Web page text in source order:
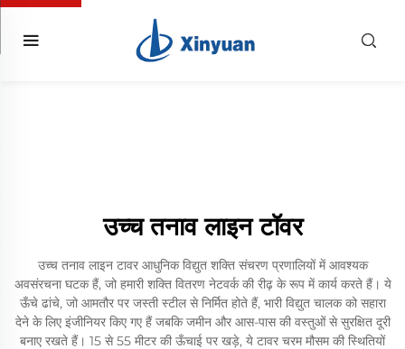
उच्च तनाव लाइन टॉवर
उच्च तनाव लाइन टावर आधुनिक विद्युत शक्ति संचरण प्रणालियों में आवश्यक
अवसंरचना घटक हैं, जो हमारी शक्ति वितरण नेटवर्क की रीढ़ के रूप में कार्य करते हैं। ये
ऊँचे ढांचे, जो आमतौर पर जस्ती स्टील से निर्मित होते हैं, भारी विद्युत चालक को सहारा
देने के लिए इंजीनियर किए गए हैं जबकि जमीन और आस-पास की वस्तुओं से सुरक्षित दूरी
बनाए रखते हैं। 15 से 55 मीटर की ऊँचाई पर खड़े, ये टावर चरम मौसम की स्थितियों